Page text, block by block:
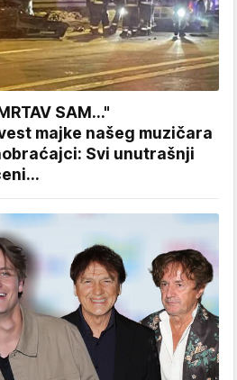
SAM..."
majke našeg muzičara
Svi unutrašnji